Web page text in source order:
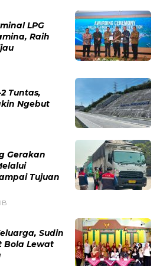
LPG
Raih
Tuntas,
Ngebut
Gerakan
Tujuan
Sudin
Bola Lewat